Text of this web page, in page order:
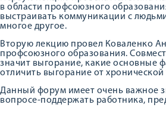
в области профсоюзного
выстраивать коммуникации с
многое другое.
Вторую лекцию провел Коваленко
профсоюзного образования.
значит выгорание, какие основные
отличить выгорание от
Данный форум имеет очень важное
вопросе-поддержать работника,